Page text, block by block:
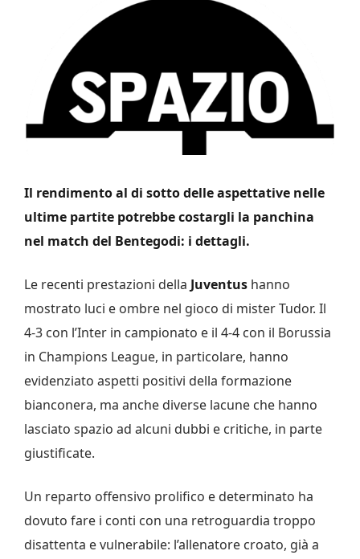
Il rendimento al di sotto delle aspettative nelle
ultime partite potrebbe costargli la panchina
nel match del Bentegodi: i dettagli.
Le recenti prestazioni della Juventus hanno
mostrato luci e ombre nel gioco di mister Tudor. Il
4-3 con l’Inter in campionato e il 4-4 con il Borussia
in Champions League, in particolare, hanno
evidenziato aspetti positivi della formazione
bianconera, ma anche diverse lacune che hanno
lasciato spazio ad alcuni dubbi e critiche, in parte
giustificate.
Un reparto offensivo prolifico e determinato ha
dovuto fare i conti con una retroguardia troppo
disattenta e vulnerabile: l’allenatore croato, già a